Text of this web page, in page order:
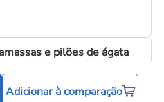
e pilões de ágata
Adicionar à comparação